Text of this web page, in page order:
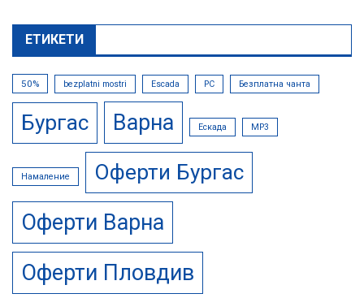
ЕТИКЕТИ
50% bezplatni mostri Escada PC Безплатна чанта
Бургас Варна Ескада МР3
Намаление Оферти Бургас
Оферти Варна
Оферти Пловдив